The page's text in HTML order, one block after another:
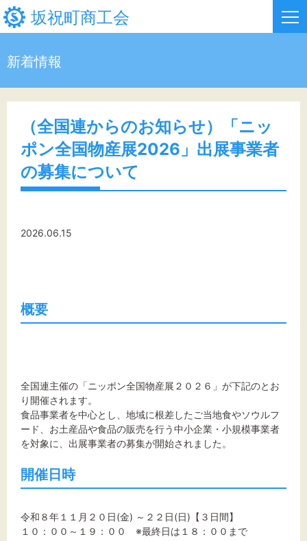
坂祝町商工会
事業者・創業者の方へ
関係機関の方へ
背景色
黒 白 黄
新着情報
（全国連からのお知らせ）「ニッ
ポン全国物産展2026」出展事業者
の募集について
2026.06.15
概要
全国連主催の「ニッポン全国物産展２０２６」が下記のとお
り開催されます。
食品事業者を中心とし、地域に根差したご当地食やソウルフ
ード、お土産品や食品の販売を行う中小企業・小規模事業者
を対象に、出展事業者の募集が開始されました。
開催日時
令和８年１１月２０日(金) ～２２日(日)【３日間】
１０：００～１９：００ ※最終日は１８：００まで